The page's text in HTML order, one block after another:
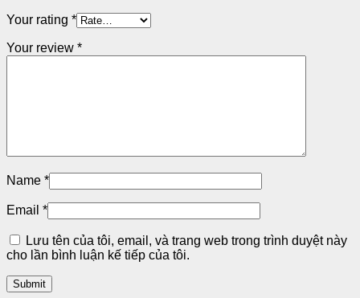
Your rating *
Your review *
Name *
Email *
Lưu tên của tôi, email, và trang web trong trình duyệt này
cho lần bình luận kế tiếp của tôi.